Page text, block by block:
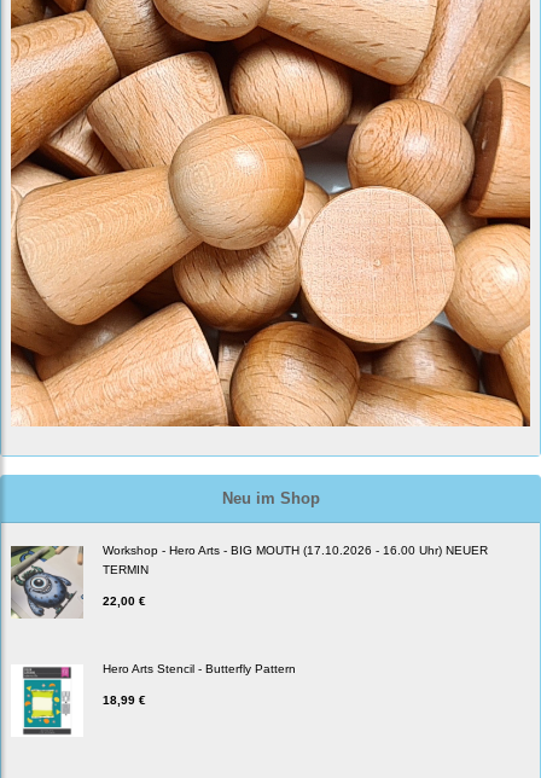
Neu im Shop
Workshop - Hero Arts - BIG MOUTH (17.10.2026 - 16.00 Uhr) NEUER
TERMIN
22,00 €
Hero Arts Stencil - Butterfly Pattern
18,99 €